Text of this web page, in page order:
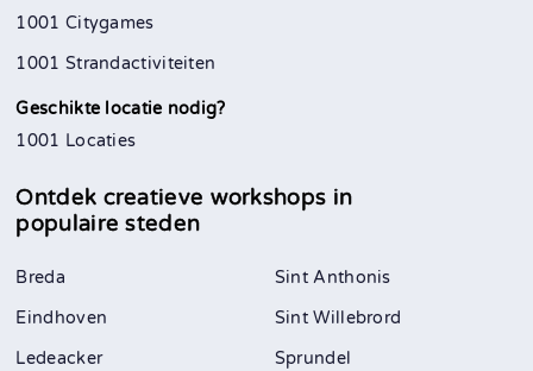
1001 Citygames
1001 Strandactiviteiten
Geschikte locatie nodig?
1001 Locaties
Ontdek creatieve workshops in
populaire steden
Breda
Eindhoven
Ledeacker
Sint Anthonis
Sint Willebrord
Sprundel